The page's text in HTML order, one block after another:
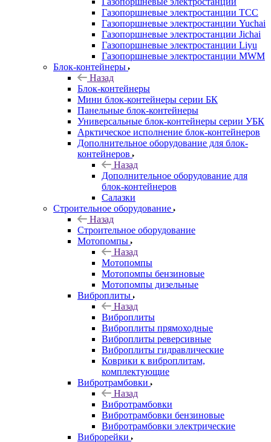
Газопоршневые электростанции ТСС
Газопоршневые электростанции Yuchai
Газопоршневые электростанции Jichai
Газопоршневые электростанции Liyu
Газопоршневые электростанции MWM
Блок-контейнеры
Назад
Блок-контейнеры
Мини блок-контейнеры серии БК
Панельные блок-контейнеры
Универсальные блок-контейнеры серии УБК
Арктическое исполнение блок-контейнеров
Дополнительное оборудование для блок-
контейнеров
Назад
Дополнительное оборудование для
блок-контейнеров
Салазки
Строительное оборудование
Назад
Строительное оборудование
Мотопомпы
Назад
Мотопомпы
Мотопомпы бензиновые
Мотопомпы дизельные
Виброплиты
Назад
Виброплиты
Виброплиты прямоходные
Виброплиты реверсивные
Виброплиты гидравлические
Коврики к виброплитам,
комплектующие
Вибротрамбовки
Назад
Вибротрамбовки
Вибротрамбовки бензиновые
Вибротрамбовки электрические
Виброрейки